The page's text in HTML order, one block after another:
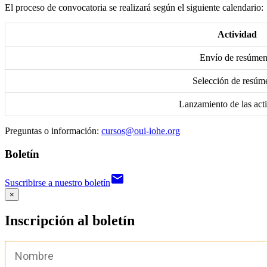
El proceso de convocatoria se realizará según el siguiente calendario:
Actividad
Envío de
Selección de
Lanzamiento de las
Preguntas o información: cursos@oui-iohe.org
Boletín
Suscribirse a nuestro boletínemail
×
Inscripción al boletín